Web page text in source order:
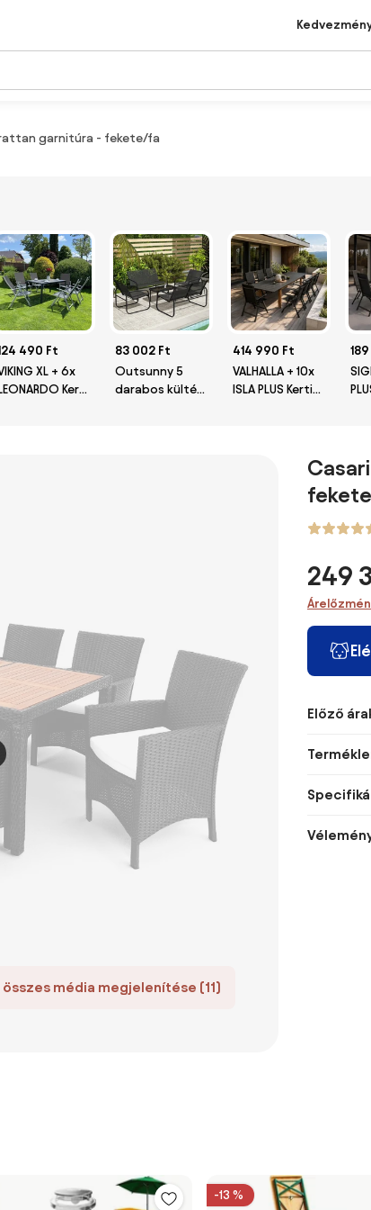
rattan garnitúra - fekete/fa
490 Ft
XL + 6x
LEONARDO Kerti
83 002 Ft
Outsunny 5
darabos kültéri
414 990 Ft
VALHALLA + 10x
ISLA PLUS Kerti
összes média megjelenítése (11)
249
Előző
-13 %